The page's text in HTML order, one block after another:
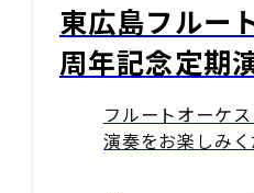
東広島フルー
周年記念定期
フルートオーケ
演奏をお楽しみく